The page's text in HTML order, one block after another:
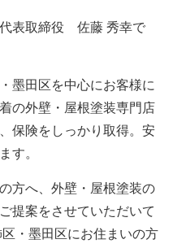
表取締役 佐藤 秀幸で
墨田区を中心にお客様に
の外壁・屋根塗装専門店
保険をしっかり取得。安
す。
方へ、外壁・屋根塗装の
提案をさせていただいて
・墨田区にお住まいの方